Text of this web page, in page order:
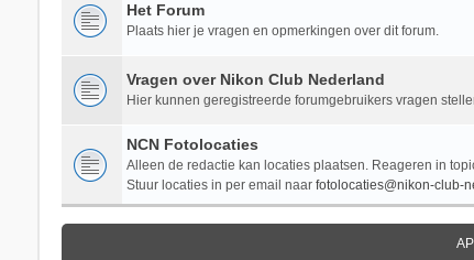
Het Forum
Plaats hier je vragen en opmerkingen over dit forum.
Vragen over Nikon Club Nederland
Hier kunnen geregistreerde forumgebruikers vragen
NCN Fotolocaties
Alleen de redactie kan locaties plaatsen. Reageren in
Stuur locaties in per email naar fotolocaties@nikon-club-